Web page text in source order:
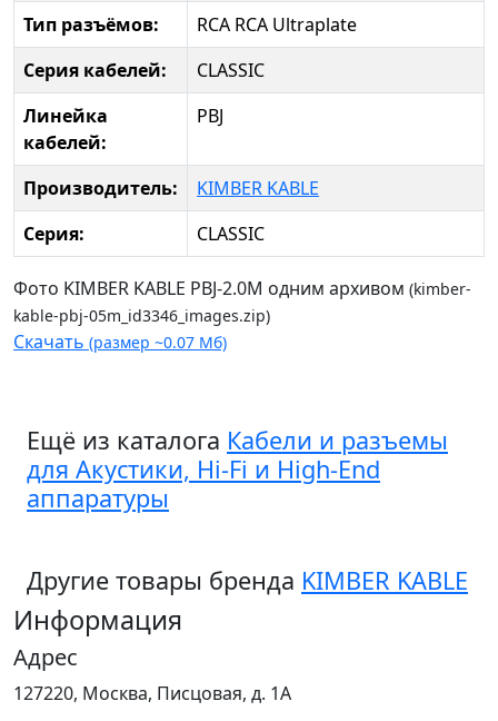
Тип разъёмов:
RCA RCA Ultraplate
Серия кабелей:
CLASSIC
Линейка
кабелей:
PBJ
Производитель:
KIMBER KABLE
Серия:
CLASSIC
Фото KIMBER KABLE PBJ-2.0M одним архивом (kimber-
kable-pbj-05m_id3346_images.zip)
Скачать (размер ~0.07 Мб)
Ещё из каталога Кабели и разъемы
для Акустики, Hi-Fi и High-End
аппаратуры
Другие товары бренда KIMBER KABLE
Информация
Адрес
127220, Москва, Писцовая, д. 1А